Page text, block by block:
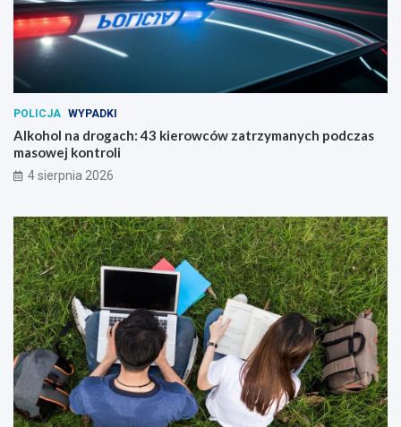
POLICJA WYPADKI
Alkohol na drogach: 43 kierowców zatrzymanych podczas
masowej kontroli
4 sierpnia 2026